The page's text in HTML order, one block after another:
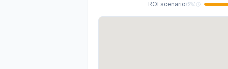
ROI scenario(5%)